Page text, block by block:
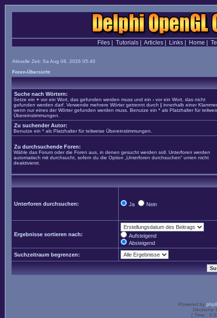
Files| Tutorials| Articles| Links| Home
Aktuelle Zeit: Sa Aug 08, 2026 05:40
Foren-Übersicht
Suche nach Wörtern:
Setze ein + vor ein Wort, das gefunden werden muss und ein - vor ein Wort, das nicht
gefunden werden darf. Verwende mehrere Wörter getrennt durch | innerhalb einer
wenn nur eines der Wörter gefunden werden muss. Benutze ein * als Platzhalter für
Übereinstimmungen.
Zu suchender Autor:
Benutze ein * als Platzhalter für teilweise Übereinstimmungen.
Zu durchsuchende Foren:
Wähle das Forum oder die Foren aus, in denen gesucht werden soll. Unterforen werden
automatisch mit durchsucht, sofern du die Option „Unterforen durchsuchen“ unten nicht
deaktivierst.
Unterforen durchsuchen: Ja Nein
Ergebnisse sortieren nach:
Aufsteigend
Absteigend
Suchzeitraum begrenzen:
Powered by
Deutsche
[ Time :